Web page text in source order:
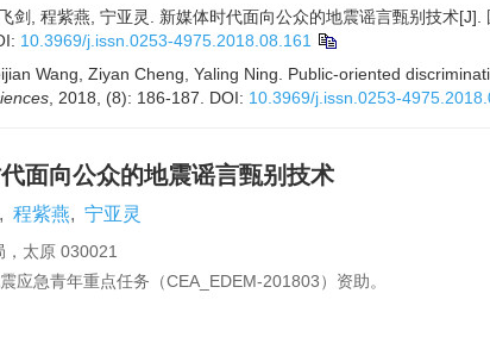
剑, 程紫燕, 宁亚灵. 新媒体时代面向公众的地震谣言甄别技术
10.3969/j.issn.0253-4975.2018.08.161
Wang, Ziyan Cheng, Yaling Ning. Public-oriented
, 2018, (8): 186-187. DOI: 10.3969/j.issn.0253-
面向公众的地震谣言甄别技术
, 程紫燕, 宁亚灵
，太原 030021
应急青年重点任务（CEA_EDEM-201803）资助。